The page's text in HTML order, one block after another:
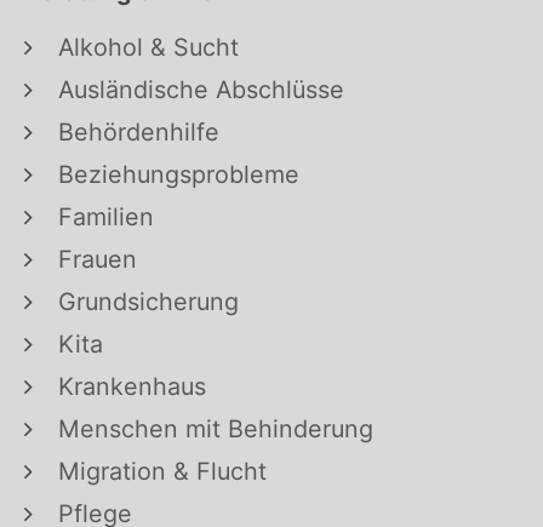
Alkohol & Sucht
Ausländische Abschlüsse
Behördenhilfe
Beziehungsprobleme
Familien
Frauen
Grundsicherung
Kita
Krankenhaus
Menschen mit Behinderung
Migration & Flucht
Pflege